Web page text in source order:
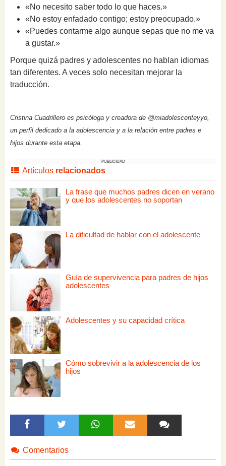
«No necesito saber todo lo que haces.»
«No estoy enfadado contigo; estoy preocupado.»
«Puedes contarme algo aunque sepas que no me va
a gustar.»
Porque quizá padres y adolescentes no hablan idiomas
tan diferentes. A veces solo necesitan mejorar la
traducción.
Cristina Cuadrillero es psicóloga y creadora de @miadolescenteyyo,
un perfil dedicado a la adolescencia y a la relación entre padres e
hijos durante esta etapa.
PUBLICIDAD
Artículos relacionados
La frase que muchos padres dicen en verano
y que los adolescentes no soportan
La dificultad de hablar con el adolescente
Guía de supervivencia para padres de hijos
adolescentes
Adolescentes y su capacidad crítica
Cómo sobrevivir a la adolescencia de los
hijos
Comentarios